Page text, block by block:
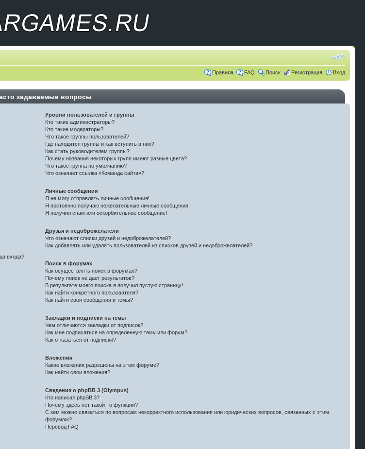
Правила FAQ Поиск Регистрация Вход
задаваемые вопросы
входа?
Уровни пользователей и группы
Кто такие администраторы?
Кто такие модераторы?
Что такое группы пользователей?
Где находятся группы и как вступить в них?
Как стать руководителем группы?
Почему названия некоторых групп имеют разные цвета?
Что такое группа по умолчанию?
Что означает ссылка «Команда сайта»?
Личные сообщения
Я не могу отправлять личные сообщения!
Я постоянно получаю нежелательные личные сообщения!
Я получил спам или оскорбительное сообщение!
Друзья и недоброжелатели
Что означают списки друзей и недоброжелателей?
Как добавлять или удалять пользователей из списков друзей и недоброжелателей?
Поиск в форумах
Как осуществлять поиск в форумах?
Почему поиск не дает результатов?
В результате моего поиска я получил пустую страницу!
Как найти конкретного пользователя?
Как найти свои сообщения и темы?
Закладки и подписки на темы
Чем отличаются закладки от подписок?
Как мне подписаться на определенную тему или форум?
Как отказаться от подписки?
Вложения
Какие вложения разрешены на этом форуме?
Как найти свои вложения?
Сведения о phpBB 3 (Olympus)
Кто написал phpBB 3?
Почему здесь нет такой-то функции?
С кем можно связаться по вопросам некорректного использования или юридических вопросов, связанных с этим
форумом?
Перевод FAQ